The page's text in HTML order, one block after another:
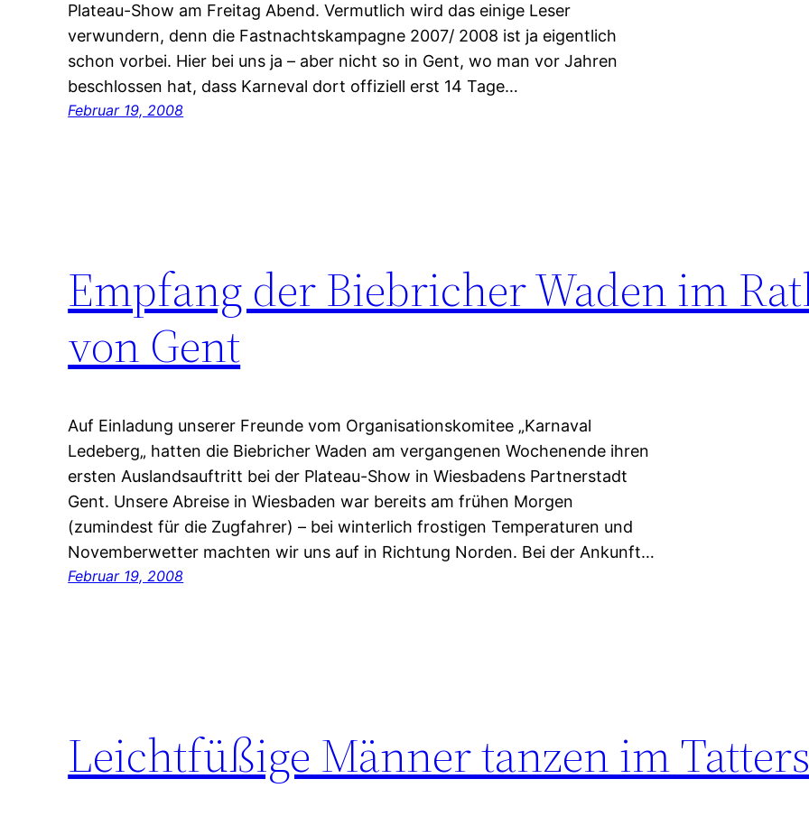
Plateau-Show am Freitag Abend. Vermutlich wird das einige Leser
verwundern, denn die Fastnachtskampagne 2007/ 2008 ist ja eigentlich
schon vorbei. Hier bei uns ja – aber nicht so in Gent, wo man vor Jahren
beschlossen hat, dass Karneval dort offiziell erst 14 Tage…
Februar 19, 2008
Empfang der Biebricher Waden im
von Gent
Auf Einladung unserer Freunde vom Organisationskomitee „Karnaval
Ledeberg„ hatten die Biebricher Waden am vergangenen Wochenende ihren
ersten Auslandsauftritt bei der Plateau-Show in Wiesbadens Partnerstadt
Gent. Unsere Abreise in Wiesbaden war bereits am frühen Morgen
(zumindest für die Zugfahrer) – bei winterlich frostigen Temperaturen und
Novemberwetter machten wir uns auf in Richtung Norden. Bei der Ankunft…
Februar 19, 2008
Leichtfüßige Männer tanzen im